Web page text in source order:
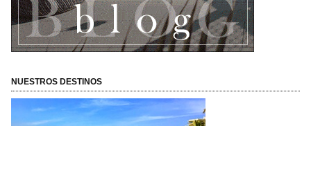
NUESTROS DESTINOS